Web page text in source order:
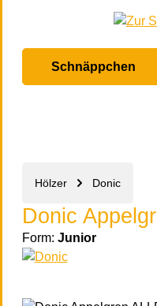
Schnäppchen
Hölzer Donic
Donic
Form: Junior